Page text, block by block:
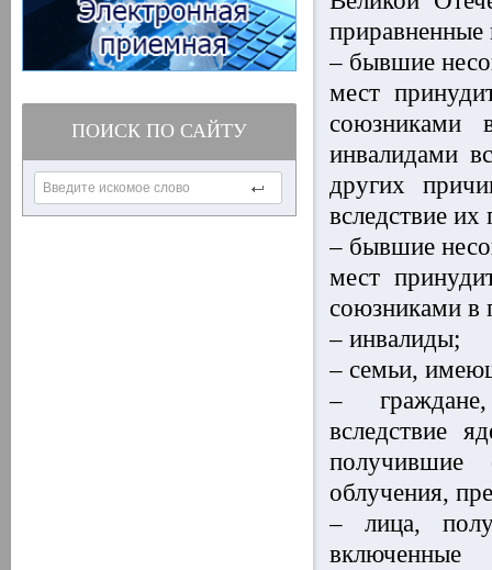
ПОИСК ПО САЙТУ
– бывшие
мест
союзниками
инвалидами
других
вследствие
– бывшие
мест
союзниками в
– инвалиды;
– семьи,
– граждане,
вследствие
получившие
облучения,
– лица,
включенные